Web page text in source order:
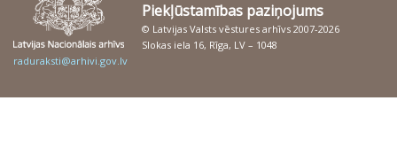
Piekļūstamības paziņojums
© Latvijas Valsts vēstures arhīvs 2007-2026
Slokas iela 16, Rīga, LV – 1048
raduraksti@arhivi.gov.lv